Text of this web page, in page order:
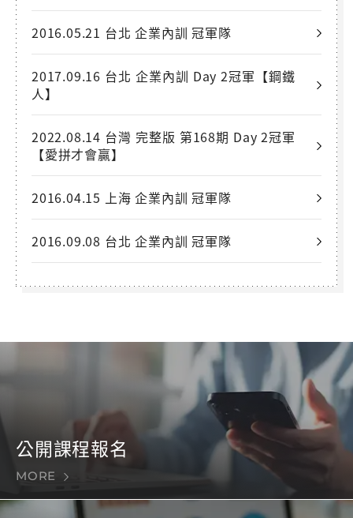
2016.05.21 台北 企業內訓 冠軍隊
2017.09.16 台北 企業內訓 Day 2冠軍【鋼鐵
人】
2022.08.14 台灣 完整版 第168期 Day 2冠軍
【愛拼才會贏】
2016.04.15 上海 企業內訓 冠軍隊
2016.09.08 台北 企業內訓 冠軍隊
公開課程報名
MORE